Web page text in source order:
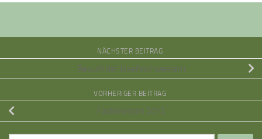
NÄCHSTER BEITRAG
Besuch der Josefsschwestern
VORHERIGER BEITRAG
Fastenessen 2012